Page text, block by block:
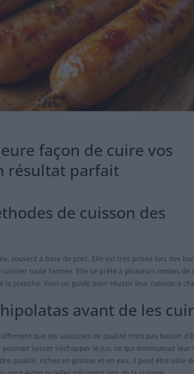
façon de cuire vos
résultat parfait
de cuisson des
souvent à base de porc. Elle est très prisée lors des
toute l’année. Elle se prête à plusieurs modes de
la plancha. Voici un guide pour réussir leur cuisson à
avant de les
que les saucisses de qualité n’ont pas besoin
laisser s’échapper le jus, ce qui diminuerait leur
qualité, riches en graisse et en eau, il peut être utile